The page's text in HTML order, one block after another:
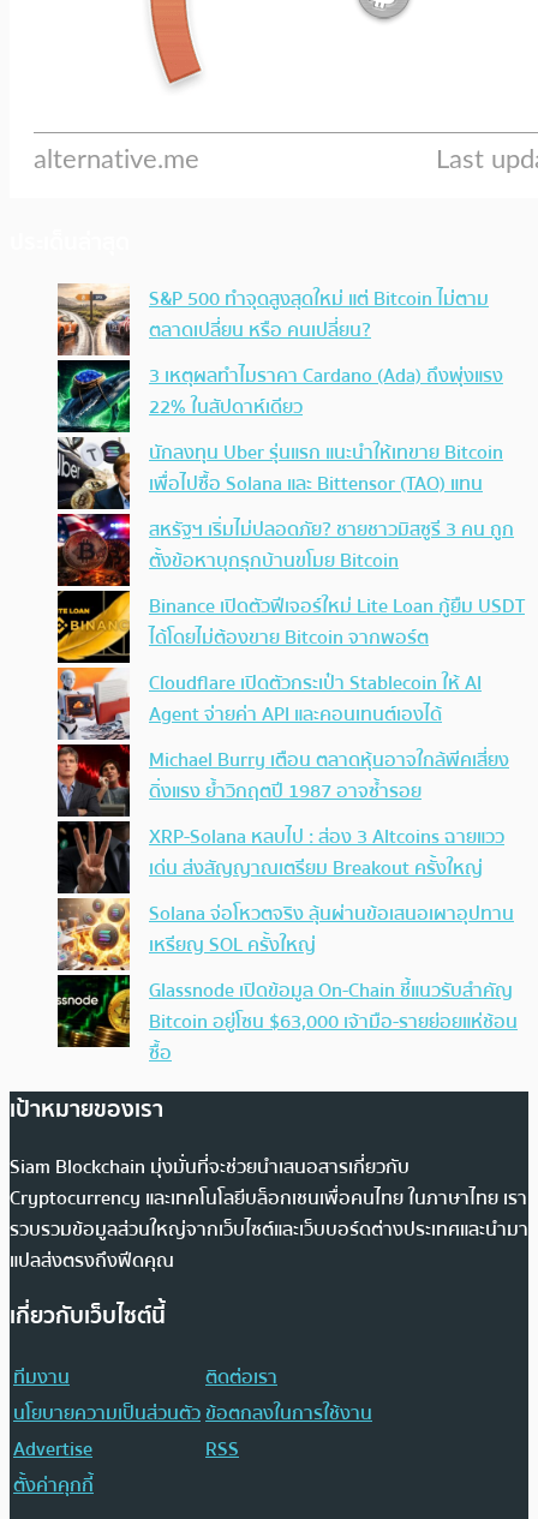
S&P 500 ทำจุดสูงสุดใหม่ แต่ Bitcoin ไม่ตาม
ตลาดเปลี่ยน หรือ คนเปลี่ยน?
3 เหตุผลทำไมราคา Cardano (Ada) ถึงพุ่งแรง
22% ในสัปดาห์เดียว
นักลงทุน Uber รุ่นแรก แนะนำให้เทขาย Bitcoin
เพื่อไปซื้อ Solana และ Bittensor (TAO) แทน
สหรัฐฯ เริ่มไม่ปลอดภัย? ชายชาวมิสซูรี 3 คน ถูก
ตั้งข้อหาบุกรุกบ้านขโมย Bitcoin
Binance เปิดตัวฟีเจอร์ใหม่ Lite Loan กู้ยืม USDT
ได้โดยไม่ต้องขาย Bitcoin จากพอร์ต
Cloudflare เปิดตัวกระเป๋า Stablecoin ให้ AI
Agent จ่ายค่า API และคอนเทนต์เองได้
Michael Burry เตือน ตลาดหุ้นอาจใกล้พีคเสี่ยง
ดิ่งแรง ย้ำวิกฤตปี 1987 อาจซ้ำรอย
XRP-Solana หลบไป : ส่อง 3 Altcoins ฉายแวว
เด่น ส่งสัญญาณเตรียม Breakout ครั้งใหญ่
Solana จ่อโหวตจริง ลุ้นผ่านข้อเสนอเผาอุปทาน
เหรียญ SOL ครั้งใหญ่
Glassnode เปิดข้อมูล On-Chain ชี้แนวรับสำคัญ
Bitcoin อยู่โซน $63,000 เจ้ามือ-รายย่อยแห่ช้อน
ซื้อ
เป้าหมายของเรา
Siam Blockchain มุ่งมั่นที่จะช่วยนำเสนอสารเกี่ยวกับ
Cryptocurrency และเทคโนโลยีบล็อกเชนเพื่อคนไทย ในภาษาไทย เรา
รวบรวมข้อมูลส่วนใหญ่จากเว็บไซต์และเว็บบอร์ดต่างประเทศและนำมา
แปลส่งตรงถึงฟีดคุณ
เกี่ยวกับเว็บไซต์นี้
ทีมงาน
ติดต่อเรา
นโยบายความเป็นส่วนตัวข้อตกลงในการใช้งาน
Advertise
RSS
ตั้งค่าคุกกี้